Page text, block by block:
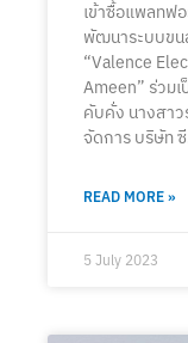
เข้าซื้อแพลทฟ
พัฒนาระบบขน
“Valence
Ameen” ร่วม
คับคั่ง นางสาว
จัดการ บริษัท
READ MORE »
5 July 2023